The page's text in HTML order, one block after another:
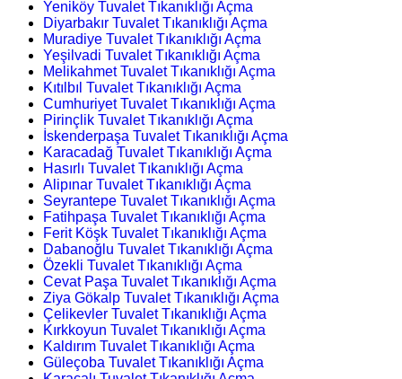
Yeniköy Tuvalet Tıkanıklığı Açma
Diyarbakır Tuvalet Tıkanıklığı Açma
Muradiye Tuvalet Tıkanıklığı Açma
Yeşilvadi Tuvalet Tıkanıklığı Açma
Melikahmet Tuvalet Tıkanıklığı Açma
Kıtılbıl Tuvalet Tıkanıklığı Açma
Cumhuriyet Tuvalet Tıkanıklığı Açma
Pirinçlik Tuvalet Tıkanıklığı Açma
İskenderpaşa Tuvalet Tıkanıklığı Açma
Karacadağ Tuvalet Tıkanıklığı Açma
Hasırlı Tuvalet Tıkanıklığı Açma
Alipınar Tuvalet Tıkanıklığı Açma
Seyrantepe Tuvalet Tıkanıklığı Açma
Fatihpaşa Tuvalet Tıkanıklığı Açma
Ferit Köşk Tuvalet Tıkanıklığı Açma
Dabanoğlu Tuvalet Tıkanıklığı Açma
Özekli Tuvalet Tıkanıklığı Açma
Cevat Paşa Tuvalet Tıkanıklığı Açma
Ziya Gökalp Tuvalet Tıkanıklığı Açma
Çelikevler Tuvalet Tıkanıklığı Açma
Kırkkoyun Tuvalet Tıkanıklığı Açma
Kaldırım Tuvalet Tıkanıklığı Açma
Güleçoba Tuvalet Tıkanıklığı Açma